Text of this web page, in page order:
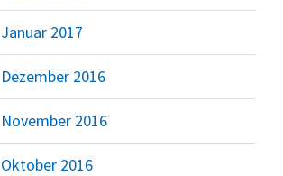
Januar 2017
Dezember 2016
November 2016
Oktober 2016